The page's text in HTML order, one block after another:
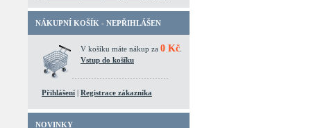
NÁKUPNÍ KOŠÍK - NEPŘIHLÁŠEN
V košíku máte nákup za 0 Kč
Vstup do košíku
Přihlášení | Registrace zákazníka
NOVINKY